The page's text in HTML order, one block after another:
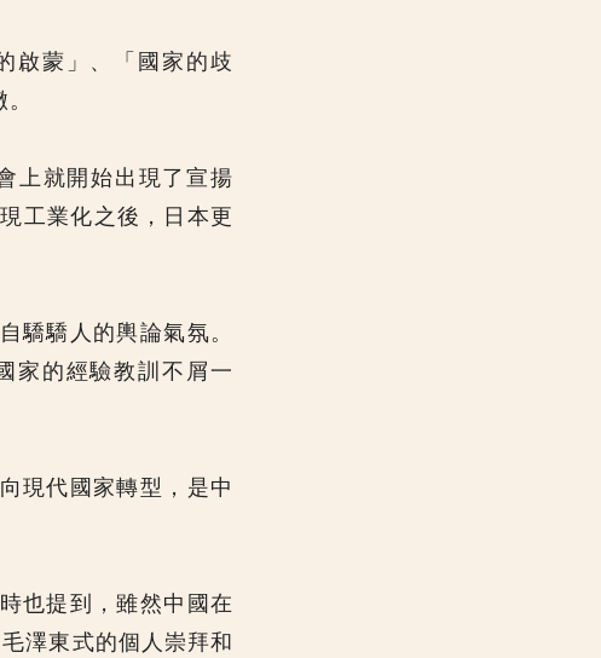
啟蒙」、「國家的歧
上就開始出現了宣揚
工業化之後，日本更
驕驕人的輿論氣氛。
家的經驗教訓不屑一
現代國家轉型，是中
也提到，雖然中國在
澤東式的個人崇拜和